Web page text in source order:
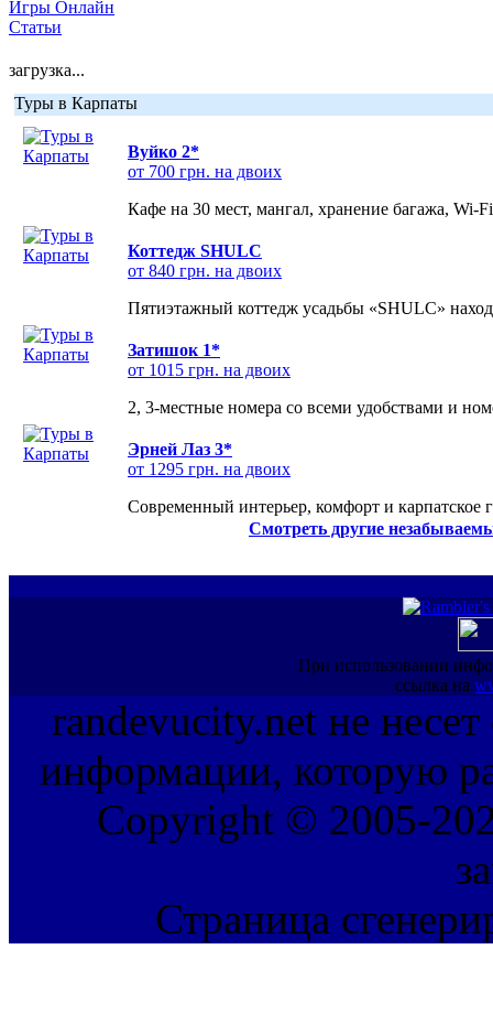
Игры Онлайн
Статьи
загрузка...
Туры в Карпаты
Вуйко 2*
от 700 грн. на двоих
Кафе на 30 мест, мангал, хранение багажа, Wi-
Коттедж SHULC
от 840 грн. на двоих
Пятиэтажный коттедж усадьбы «SHULC»
Затишок 1*
от 1015 грн. на двоих
2, 3-местные номера со всеми удобствами и
Эрней Лаз 3*
от 1295 грн. на двоих
Современный интерьер, комфорт и карпатское
Смотреть другие
При использовании
ссылка на
randevucity.net не несет
информации, которую
Copyright © 2005-
Страница